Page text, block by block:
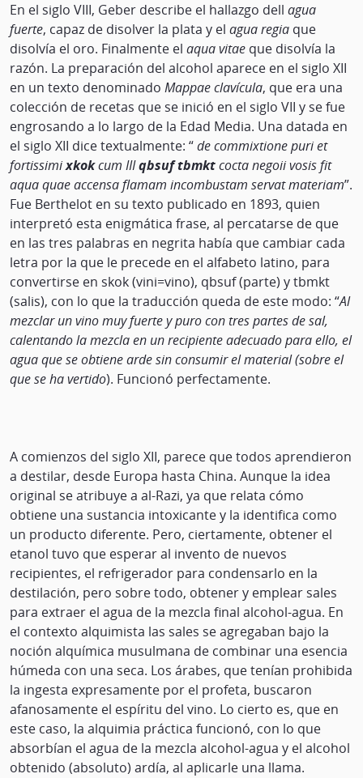
En el siglo VIII, Geber describe el hallazgo dell agua
fuerte, capaz de disolver la plata y el agua regia que
disolvía el oro. Finalmente el aqua vitae que disolvía la
razón. La preparación del alcohol aparece en el siglo XII
en un texto denominado Mappae clavícula, que era una
colección de recetas que se inició en el siglo VII y se fue
engrosando a lo largo de la Edad Media. Una datada en
el siglo XII dice textualmente: “de commixtione puri et
fortissimixkokcum IIIqbsuf tbmktcocta negoii vosis fit
aqua quae accensa flamam incombustam servat materiam”.
Fue Berthelot en su texto publicado en 1893, quien
interpretó esta enigmática frase, al percatarse de que
en las tres palabras en negrita había que cambiar cada
letra por la que le precede en el alfabeto latino, para
convertirse en skok (vini=vino), qbsuf (parte) y tbmkt
(salis), con lo que la traducción queda de este modo: “Al
mezclar un vino muy fuerte y puro con tres partes de sal,
calentando la mezcla en un recipiente adecuado para ello, el
agua que se obtiene arde sin consumir el material (sobre el
que se ha vertido). Funcionó perfectamente.
A comienzos del siglo XII, parece que todos aprendieron
a destilar, desde Europa hasta China. Aunque la idea
original se atribuye a al-Razi, ya que relata cómo
obtiene una sustancia intoxicante y la identifica como
un producto diferente. Pero, ciertamente, obtener el
etanol tuvo que esperar al invento de nuevos
recipientes, el refrigerador para condensarlo en la
destilación, pero sobre todo, obtener y emplear sales
para extraer el agua de la mezcla final alcohol-agua. En
el contexto alquimista las sales se agregaban bajo la
noción alquímica musulmana de combinar una esencia
húmeda con una seca. Los árabes, que tenían prohibida
la ingesta expresamente por el profeta, buscaron
afanosamente el espíritu del vino. Lo cierto es, que en
este caso, la alquimia práctica funcionó, con lo que
absorbían el agua de la mezcla alcohol-agua y el alcohol
obtenido (absoluto) ardía, al aplicarle una llama.